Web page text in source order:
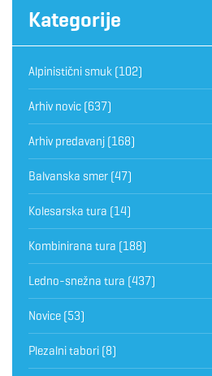
Kategorije
Alpinistični smuk (102)
Arhiv novic (637)
Arhiv predavanj (168)
Balvanska smer (47)
Kolesarska tura (14)
Kombinirana tura (188)
Ledno-snežna tura (437)
Novice (53)
Plezalni tabori (8)